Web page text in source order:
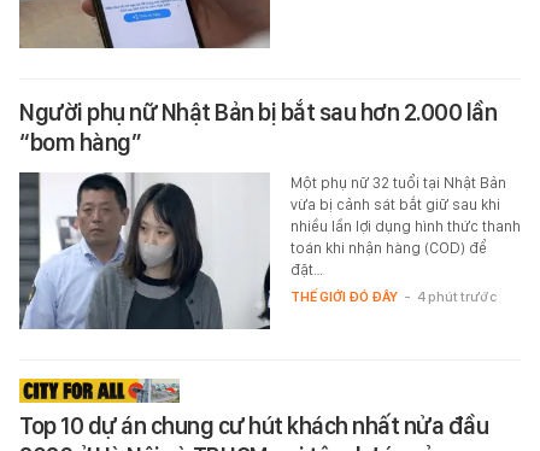
Người phụ nữ Nhật Bản bị bắt sau hơn 2.000 lần
“bom hàng”
Một phụ nữ 32 tuổi tại Nhật Bản
vừa bị cảnh sát bắt giữ sau khi
nhiều lần lợi dụng hình thức thanh
toán khi nhận hàng (COD) để
đặt…
THẾ GIỚI ĐÓ ĐÂY - 4 phút trước
Top 10 dự án chung cư hút khách nhất nửa đầu